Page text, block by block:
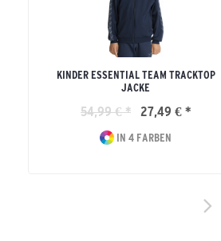
KINDER ESSENTIAL TEAM TRACKTOP
JACKE
54,99 € * 27,49 € *
IN 4 FARBEN